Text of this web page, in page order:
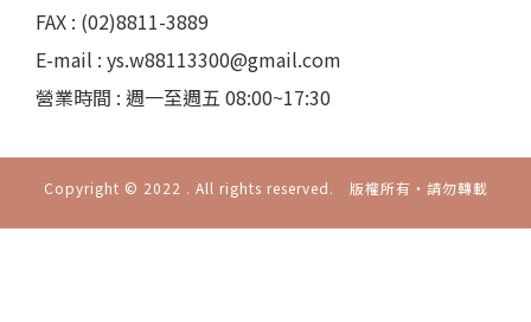
FAX : (02)8811-3889
E-mail : ys.w88113300@gmail.com
營業時間 : 週一至週五 08:00~17:30
Copyright © 2022 . All rights reserved. 版權所有‧請勿轉載